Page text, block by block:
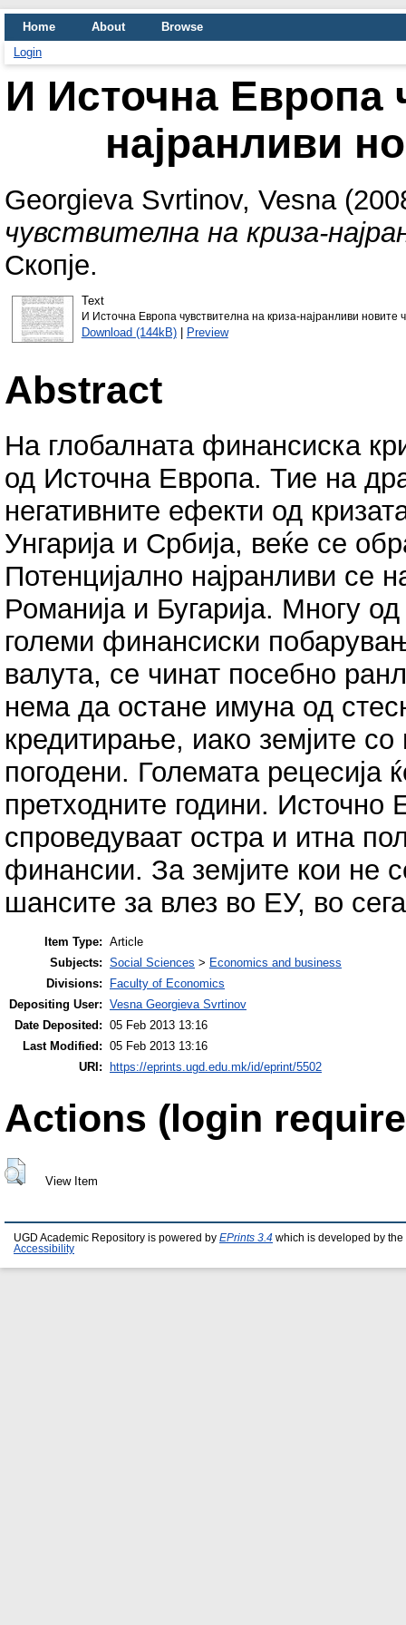
Home About
Browse
Login
И Источна Европа
најранливи
Georgieva Svrtinov, Vesna
чувствителна на криза-
Скопје.
Text
И Источна Европа чувствителна на криза-најранливи новите
Download (144kB)| Preview
Abstract
На глобалната финансиска
од Источна Европа. Тие на
негативните ефекти од
Унгарија и Србија, веќе се
Потенцијално најранливи се
Романија и Бугарија. Многу
големи финансиски
валута, се чинат посебно
нема да остане имуна од
кредитирање, иако земјите
погодени. Големата рецесија
претходните години. Источно
спроведуваат остра и итна
финансии. За земјите кои не
шансите за влез во ЕУ, во
Item Type: Article
Subjects: Social Sciences > Economics and business
Divisions:
Faculty of Economics
Depositing User: Vesna Georgieva Svrtinov
Date Deposited: 05 Feb 2013 13:16
Last Modified: 05 Feb 2013 13:16
URI:
https://eprints.ugd.edu.mk/id/eprint/5502
Actions (login
View Item
UGD Academic Repository is powered by EPrints 3.4 which is developed by the
Accessibility